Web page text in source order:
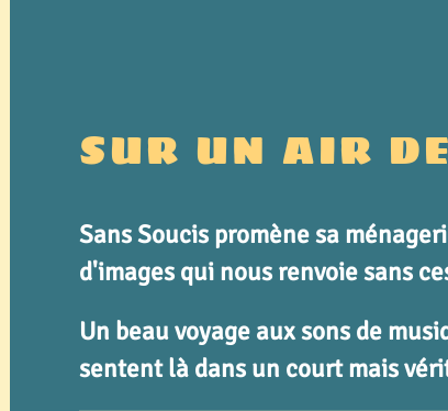
SUR UN AIR
Sans Soucis promène sa
d'images qui nous renvoie sans
Un beau voyage aux sons de
sentent là dans un court mais